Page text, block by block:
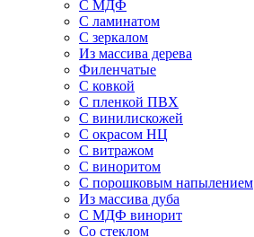
С МДФ
С ламинатом
С зеркалом
Из массива дерева
Филенчатые
С ковкой
С пленкой ПВХ
С винилискожей
С окрасом НЦ
С витражом
С виноритом
С порошковым напылением
Из массива дуба
С МДФ винорит
Со стеклом